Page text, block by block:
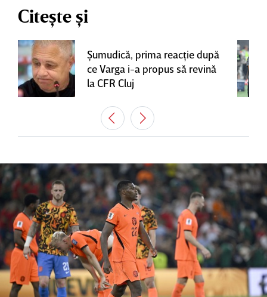
Citește și
Şumudică, prima reacţie după
ce Varga i-a propus să revină
la CFR Cluj